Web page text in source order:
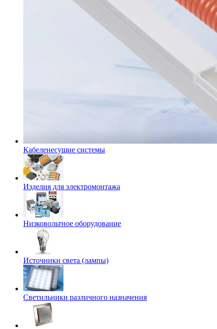
Кабеленесущие системы
Изделия для электромонтажа
Низковольтное оборудование
Источники света (лампы)
Светильники различного назначения